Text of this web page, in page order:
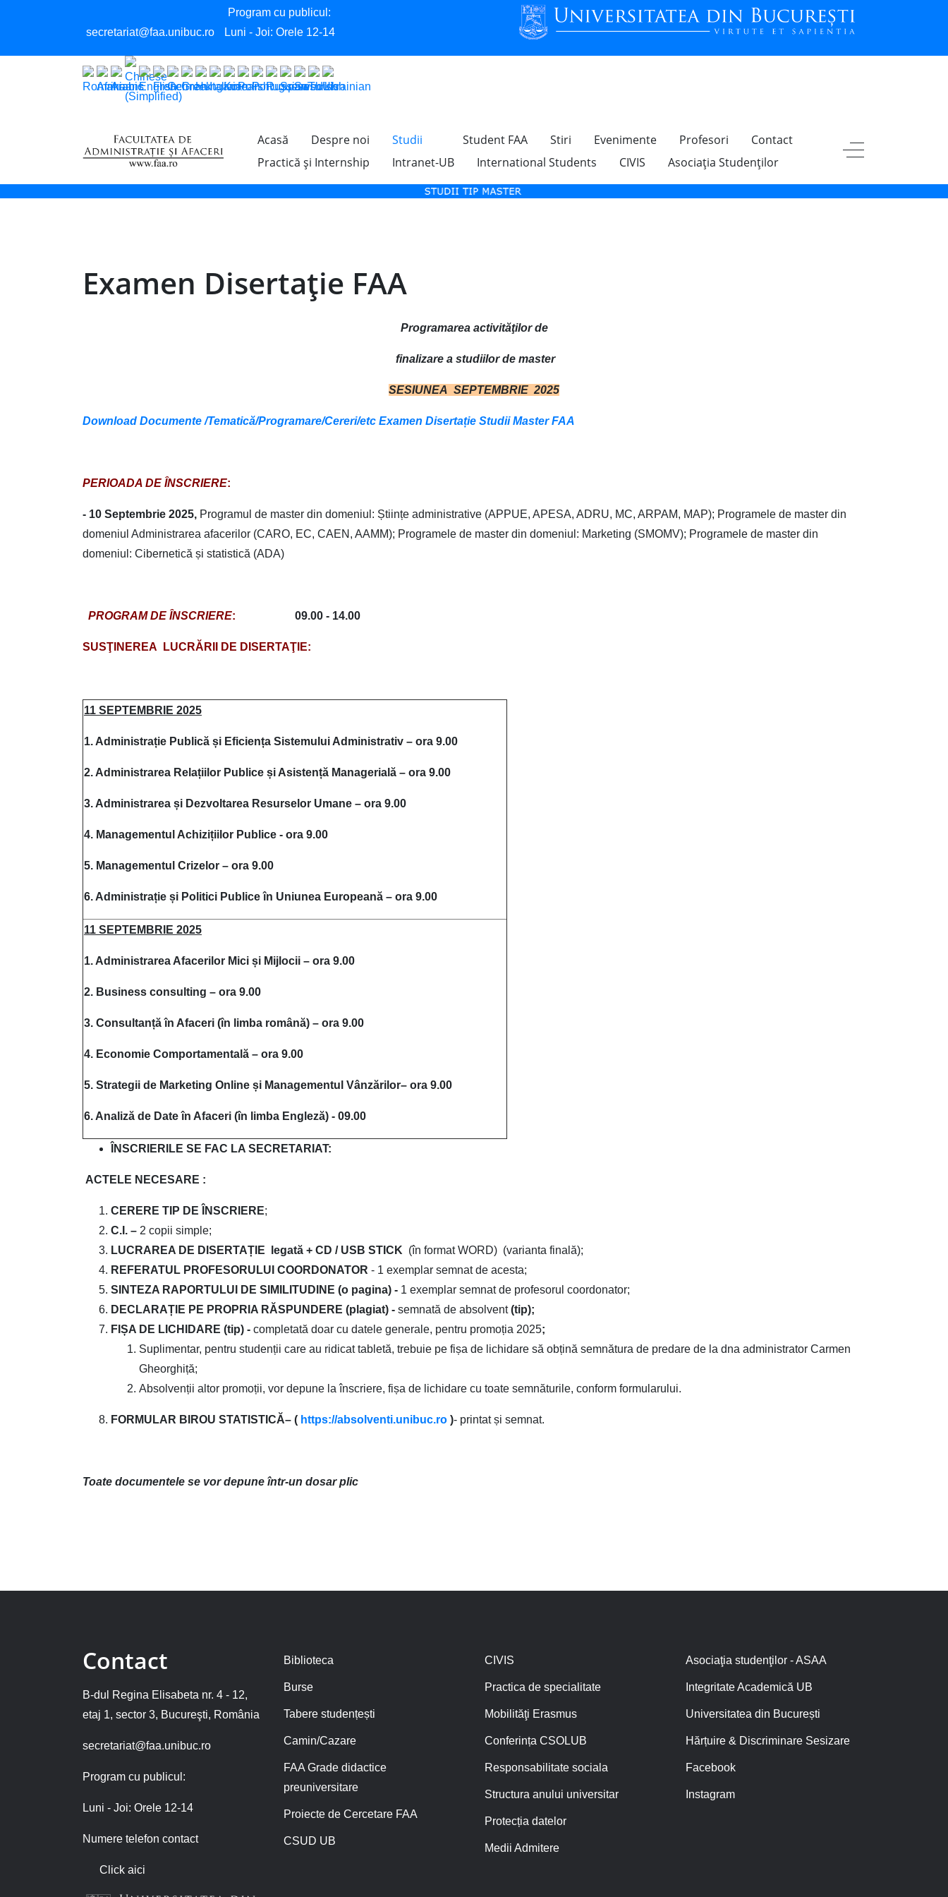
secretariat@faa.unibuc.ro
Program cu publicul:
Luni - Joi: Orele 12-14
Acasă Despre noi Studii Student FAA Stiri Evenimente Profesori
Contact
Practică și Internship
Intranet-UB International Students CIVIS Asociația Studenților
Examen Disertaţie FAA
Programarea activităţilor de
finalizare a studiilor de master
SESIUNEA SEPTEMBRIE 2025
Download Documente /Tematică/Programare/Cereri/etc Examen Disertație Studii Master FAA
PERIOADA DE ÎNSCRIERE:
- 10 Septembrie 2025, Programul de master din domeniul: Științe administrative (APPUE, APESA, ADRU, MC, ARPAM, MAP); Programele de master din
domeniul Administrarea afacerilor (CARO, EC, CAEN, AAMM); Programele de master din domeniul: Marketing (SMOMV); Programele de master din
domeniul: Cibernetică și statistică (ADA)
PROGRAM DE ÎNSCRIERE: 09.00 - 14.00
SUSŢINEREA LUCRĂRII DE DISERTAŢIE:
11 SEPTEMBRIE 2025
1. Administrație Publică și Eficiența Sistemului Administrativ – ora 9.00
2. Administrarea Relațiilor Publice și Asistență Managerială – ora 9.00
3. Administrarea și Dezvoltarea Resurselor Umane – ora 9.00
4. Managementul Achizițiilor Publice - ora 9.00
5. Managementul Crizelor – ora 9.00
6. Administrație și Politici Publice în Uniunea Europeană – ora 9.00
11 SEPTEMBRIE 2025
1. Administrarea Afacerilor Mici și Mijlocii – ora 9.00
2. Business consulting – ora 9.00
3. Consultanță în Afaceri (în limba română) – ora 9.00
4. Economie Comportamentală – ora 9.00
5. Strategii de Marketing Online și Managementul Vânzărilor– ora 9.00
6. Analiză de Date în Afaceri (în limba Engleză) - 09.00
ÎNSCRIERILE SE FAC LA SECRETARIAT:
ACTELE NECESARE :
CERERE TIP DE ÎNSCRIERE;
C.I. – 2 copii simple;
LUCRAREA DE DISERTAȚIE legată + CD / USB STICK (în format WORD) (varianta finală);
REFERATUL PROFESORULUI COORDONATOR - 1 exemplar semnat de acesta;
SINTEZA RAPORTULUI DE SIMILITUDINE (o pagina) - 1 exemplar semnat de profesorul coordonator;
DECLARAȚIE PE PROPRIA RĂSPUNDERE (plagiat) - semnată de absolvent(tip);
FIȘA DE LICHIDARE (tip) - completată doar cu datele generale, pentru promoția 2025;
Suplimentar, pentru studenții care au ridicat tabletă, trebuie pe fișa de lichidare să obțină semnătura de predare de la dna administrator Carmen
Gheorghiță;
Absolvenții altor promoții, vor depune la înscriere, fișa de lichidare cu toate semnăturile, conform formularului.
FORMULAR BIROU STATISTICĂ– ( https://absolventi.unibuc.ro )- printat și semnat.
Toate documentele se vor depune într-un dosar plic
Contact
B-dul Regina Elisabeta nr. 4 - 12,
etaj 1, sector 3, Bucureşti, România
secretariat@faa.unibuc.ro
Program cu publicul:
Luni - Joi: Orele 12-14
Numere telefon contact
Click aici
Biblioteca
Burse
Tabere studențești
Camin/Cazare
FAA Grade didactice
preuniversitare
Proiecte de Cercetare FAA
CSUD UB
CIVIS
Practica de specialitate
Mobilităţi Erasmus
Conferința CSOLUB
Responsabilitate sociala
Structura anului universitar
Protecția datelor
Medii Admitere
Asociaţia studenţilor - ASAA
Integritate Academică UB
Universitatea din București
Hărțuire & Discriminare Sesizare
Facebook
Instagram